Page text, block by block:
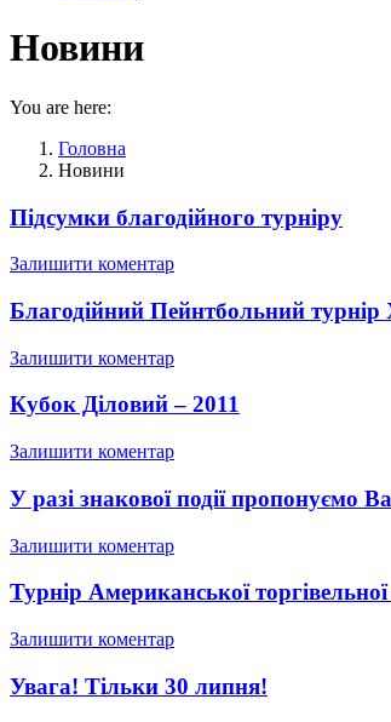
Новини
You are here:
Головна
Новини
Підсумки благодійного турніру
Залишити коментар
Благодійний Пейнтбольний турнір
Залишити коментар
Кубок Діловий – 2011
Залишити коментар
У разі знакової події пропонуємо
Залишити коментар
Турнір Американської
Залишити коментар
Увага! Тільки 30 липня!